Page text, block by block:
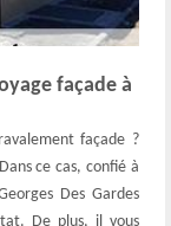
façade à
façade ?
ce cas, confié à
Des Gardes
De plus, il vous